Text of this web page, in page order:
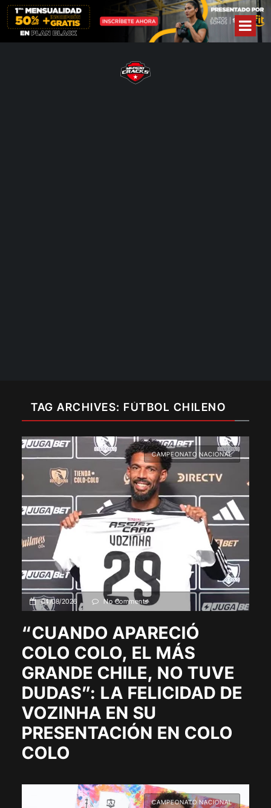
TAG ARCHIVES: FÚTBOL CHILENO
CAMPEONATO NACIONAL
04/08/2026 No Comments
“CUANDO APARECIÓ
COLO COLO, EL MÁS
GRANDE CHILE, NO TUVE
DUDAS”: LA FELICIDAD DE
VOZINHA EN SU
PRESENTACIÓN EN COLO
COLO
CAMPEONATO NACIONAL